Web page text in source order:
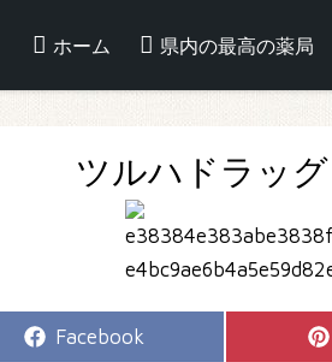
ホーム 県内の最高の薬局
ツルハドラッ
Share
Facebook